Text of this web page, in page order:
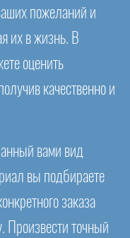
пожеланий и
их в жизнь. В
оценить
качественно и
вами вид
вы подбираете
заказа
Произвести точный